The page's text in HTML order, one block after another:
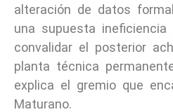
alteración de datos
una supuesta ineficiencia
convalidar el posterior
planta técnica
explica el gremio que
Maturano.